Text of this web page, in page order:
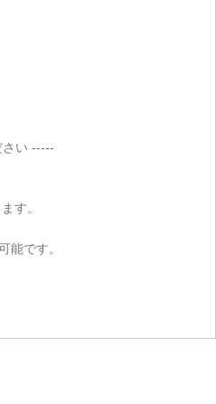
い -----
す。
能です。